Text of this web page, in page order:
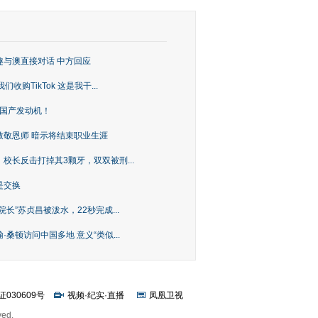
澳直接对话 中方回应
们收购TikTok 这是我干...
产发动机！
恩师 暗示将结束职业生涯
长反击打掉其3颗牙，双双被刑...
交换
长”苏贞昌被泼水，22秒完成...
桑顿访问中国多地 意义“类似...
030609号 视频·纪实·直播
凤凰卫视